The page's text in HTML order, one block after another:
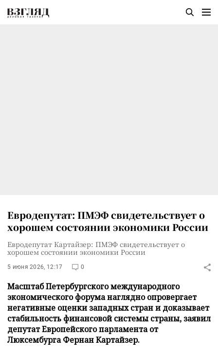
Евродепутат: ПМЭФ свидетельствует о
хорошем состоянии экономики России
Евродепутат Картайзер: ПМЭФ свидетельствует о
хорошем состоянии экономики России
5 июня 2026, 12:17 0
Масштаб Петербургского международного
экономического форума наглядно опровергает
негативные оценки западных стран и доказывает
стабильность финансовой системы страны, заявил
депутат Европейского парламента от
Люксембурга Фернан Картайзер.